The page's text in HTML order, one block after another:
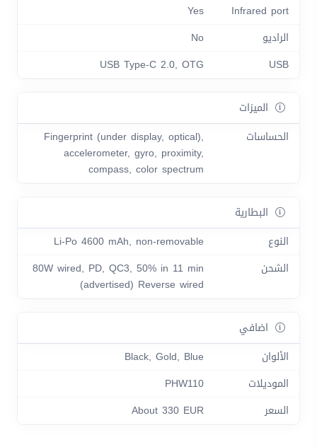
Infrared port
Yes
الراديو
No
USB
USB Type-C 2.0, OTG
الميزات
الحساسات
Fingerprint (under display, optical),
accelerometer, gyro, proximity,
compass, color spectrum
البطارية
النوع
Li-Po 4600 mAh, non-removable
الشحن
80W wired, PD, QC3, 50% in 11 min
(advertised) Reverse wired
اضافي
الألوان
Black, Gold, Blue
الموديلات
PHW110
السعر
About 330 EUR